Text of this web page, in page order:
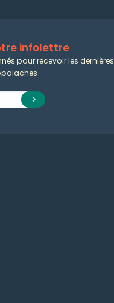
infolettre
pour recevoir les dernières